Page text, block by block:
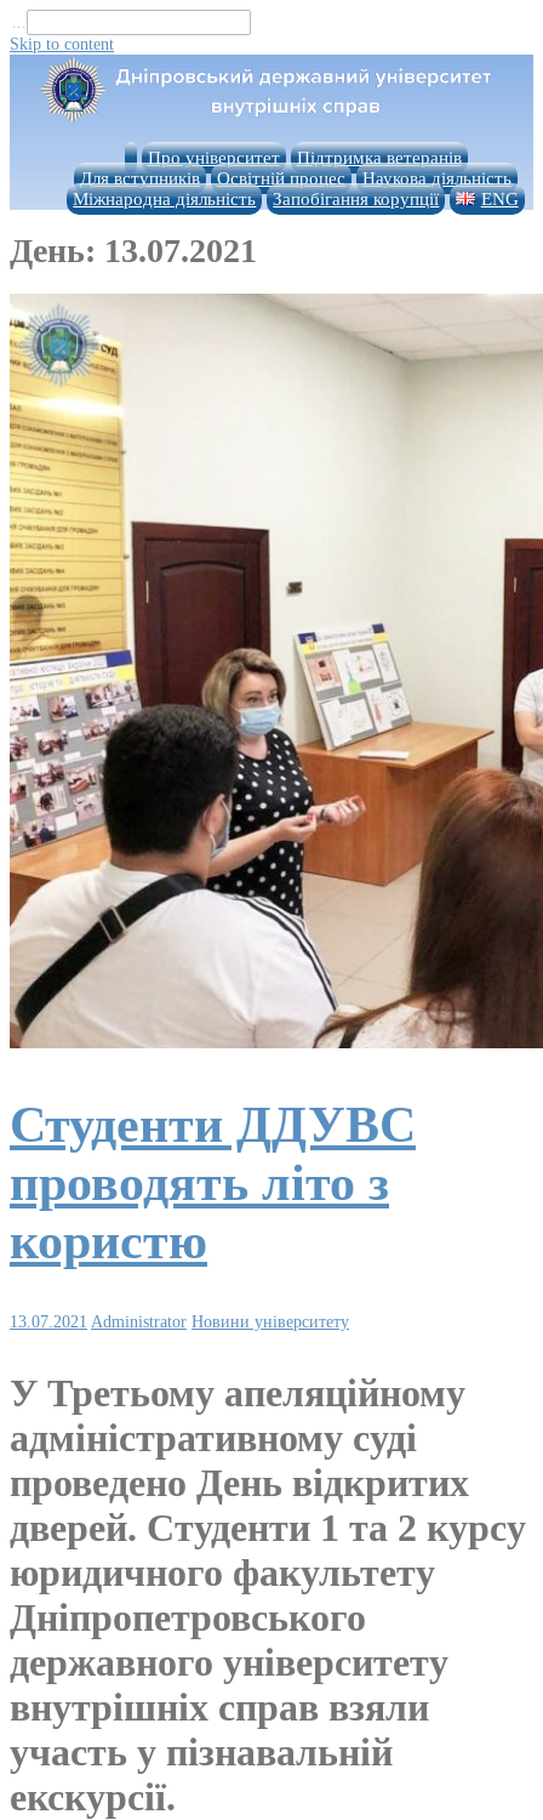
...
Skip to content
Про університет
Підтримка ветеранів
Для вступників
Освітній процес
Наукова діяльність
Міжнародна діяльність
Запобігання корупції ENG
День: 13.07.2021
Студенти ДДУВС
проводять літо з
користю
13.07.2021 Administrator Новини університету
У Третьому апеляційному
адміністративному суді
проведено День відкритих
дверей. Студенти 1 та 2 курсу
юридичного факультету
Дніпропетровського
державного університету
внутрішніх справ взяли
участь у пізнавальній
екскурсії.